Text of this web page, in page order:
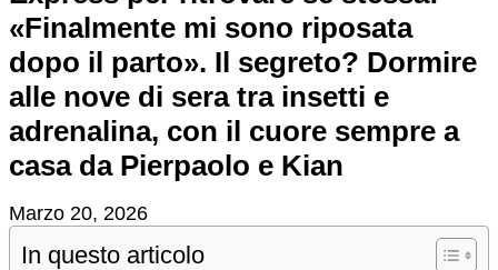
«Finalmente mi sono riposata
dopo il parto». Il segreto? Dormire
alle nove di sera tra insetti e
adrenalina, con il cuore sempre a
casa da Pierpaolo e Kian
Marzo 20, 2026
In questo articolo